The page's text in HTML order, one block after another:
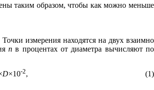
таким образом, чтобы как можно меньше
Точки измерения находятся на двух взаимно
п в процентах от диаметра вычисляют по
D×10-2,
(1)